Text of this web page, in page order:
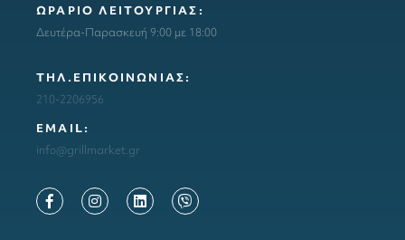
ΩΡΑΡΙΟ ΛΕΙΤΟΥΡΓΙΑΣ:
Δευτέρα-Παρασκευή 9:00 με 18:00
ΤΗΛ.ΕΠΙΚΟΙΝΩΝΙΑΣ:
210-2206956
ΕΜΑΙL:
info@grillmarket.gr